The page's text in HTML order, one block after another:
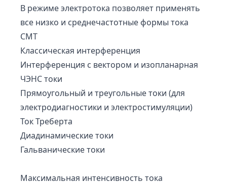
В режиме электротока позволяет применять
все низко и среднечастотные формы тока
СМТ
Классическая интерференция
Интерференция с вектором и изопланарная
ЧЭНС токи
Прямоугольный и треугольные токи (для
электродиагностики и электростимуляции)
Ток Треберта
Диадинамические токи
Гальванические токи
Максимальная интенсивность тока